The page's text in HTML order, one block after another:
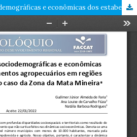
Características sociodemográficas e econômicas dos estabelecimentos agropecuários em regiões empobrecidas: o caso da Zona da Mata Mineira